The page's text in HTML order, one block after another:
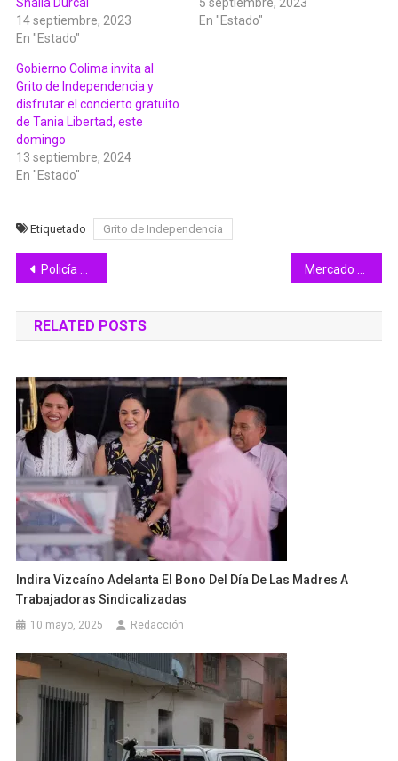
14 septiembre, 2023
En "Estado"
En "Estado"
Gobierno Colima invita al
Grito de Independencia y
disfrutar el concierto gratuito
de Tania Libertad, este
domingo
13 septiembre, 2024
En "Estado"
Etiquetado Grito de Independencia
Navegación
de
entradas
Policía Estatal de Colima detiene a una persona con arma, cartuchos y droga
RELATED POSTS
Indira Vizcaíno Adelanta El Bono Del Día De Las Madres A
Trabajadoras Sindicalizadas
10 mayo, 2025 Redacción